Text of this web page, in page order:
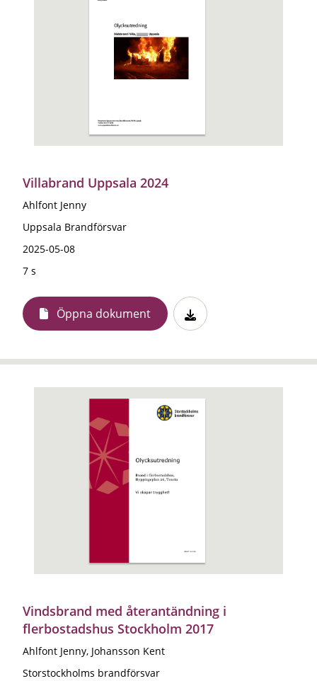
Villabrand Uppsala 2024
Ahlfont Jenny
Uppsala Brandförsvar
2025-05-08
7 s
Öppna dokument
Vindsbrand med återantändning i
flerbostadshus Stockholm 2017
Ahlfont Jenny, Johansson Kent
Storstockholms brandförsvar